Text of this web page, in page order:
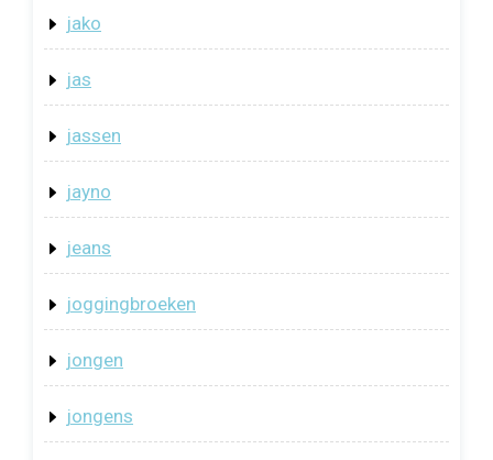
jako
jas
jassen
jayno
jeans
joggingbroeken
jongen
jongens